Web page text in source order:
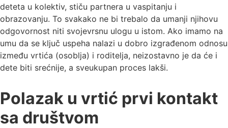
deteta u kolektiv, stiču partnera u vaspitanju i
obrazovanju. To svakako ne bi trebalo da umanji njihovu
odgovornost niti svojevrsnu ulogu u istom. Ako imamo na
umu da se ključ uspeha nalazi u dobro izgrađenom odnosu
između vrtića (osoblja) i roditelja, neizostavno je da će i
dete biti srećnije, a sveukupan proces lakši.
Polazak u vrtić prvi kontakt
sa društvom